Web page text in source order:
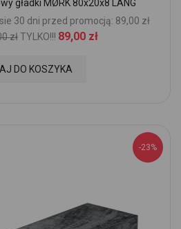
gładki MØRK 80x20x8 LANG
30 dni przed promocją: 89,00 zł
złTYLKO!!! 89,00 zł
DO KOSZYKA
-23%